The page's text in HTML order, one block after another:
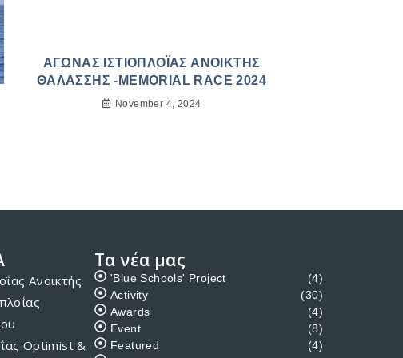
ΑΓΩΝΑΣ ΙΣΤΙΟΠΛΟΪΑΣ ΑΝΟΙΚΤΗΣ
ΘΑΛΑΣΣΗΣ -MEMORIAL RACE 2024
November 4, 2024
Ανοικτής
Optimist &
Τα νέα μας
'Blue Schools' Project
(4)
Activity
(30)
Awards
(4)
Event
(8)
Featured
(4)